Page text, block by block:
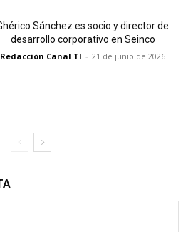
Sánchez es socio y director de
desarrollo corporativo en Seinco
Redacción Canal TI - 21 de junio de 2026